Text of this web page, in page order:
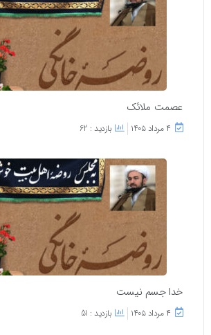
عصمت ملائک
۴ مرداد ۱۴۰۵ بازدید : 62
خدا جسم نیست
۴ مرداد ۱۴۰۵ بازدید : 51